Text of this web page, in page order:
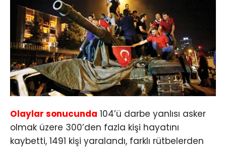
Olaylar sonucunda 104’ü darbe yanlısı asker
olmak üzere 300’den fazla kişi hayatını
kaybetti, 1491 kişi yaralandı, farklı rütbelerden